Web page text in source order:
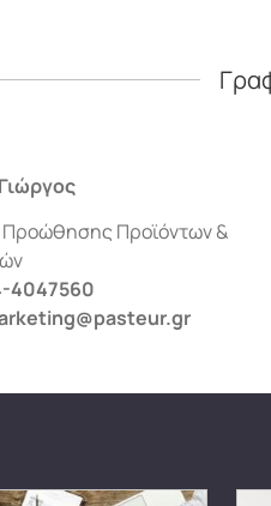
Προώθησης Προϊόντων &
4047560